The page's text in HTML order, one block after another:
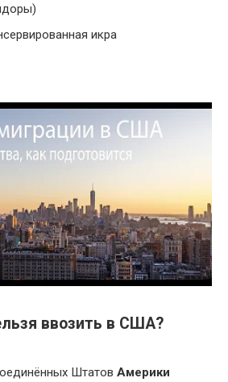
икра
ввозить в США?
Штатов Америки